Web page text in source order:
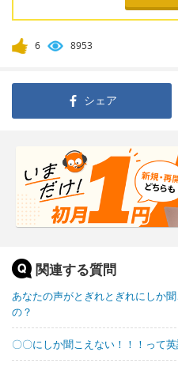
6 8953
シェア
関連する質問
あなたの声がとぎれとぎれにしか
の？
〇〇にしか聞こえない！！！って